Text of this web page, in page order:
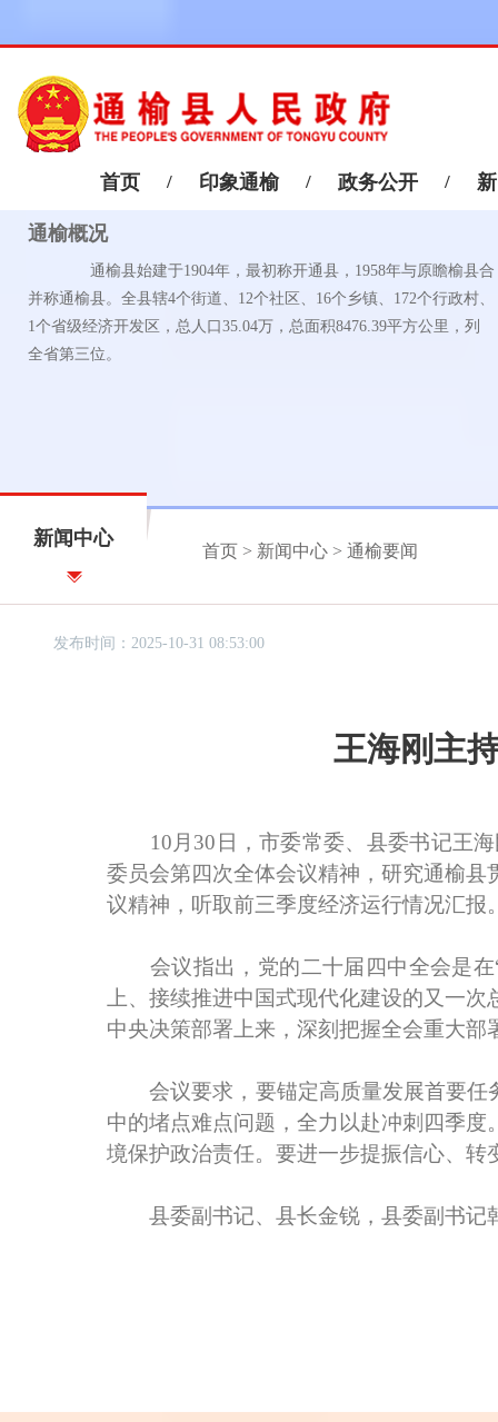
首页 / 印象通榆 / 政务公开 /
通榆概况
通榆县始建于1904年，最初称开通县，1958年与原瞻榆县合
并称通榆县。全县辖4个街道、12个社区、16个乡镇、172个行政村、
1个省级经济开发区，总人口35.04万，总面积8476.39平方公里，列
全省第三位。
新闻中心
首页 > 新闻中心 > 通榆要闻
发布时间：2025-10-31 08:53:00
王海刚主
10月30日，市委常委、县委书记王海
委员会第四次全体会议精神，研究通榆
议精神，听取前三季度经济运行情况汇报
会议指出，党的二十届四中全会是在“
上、接续推进中国式现代化建设的又一
中央决策部署上来，深刻把握全会重大
会议要求，要锚定高质量发展首要任
中的堵点难点问题，全力以赴冲刺四季
境保护政治责任。要进一步提振信心、转
县委副书记、县长金锐，县委副书记